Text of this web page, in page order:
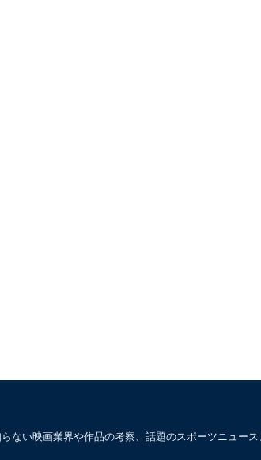
ない映画業界や作品の考察、話題のスポーツニュー